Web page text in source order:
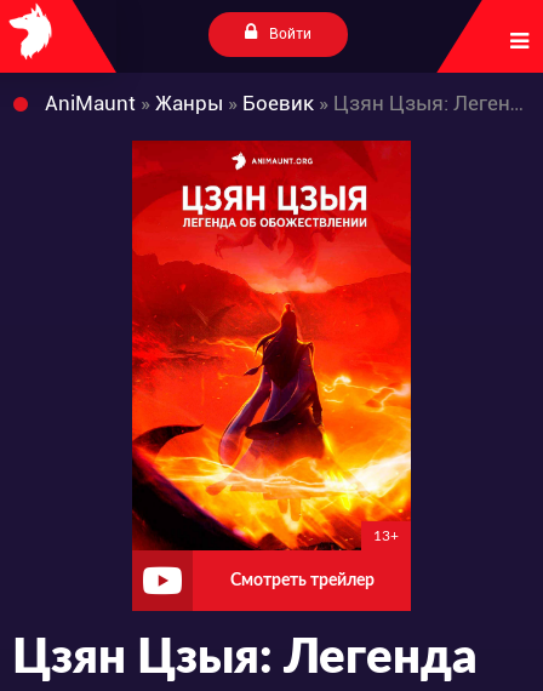
Войти
AniMaunt » Жанры » Боевик » Цзян Цзыя: Легенда об обожествлении
13+
Смотреть трейлер
Цзян Цзыя: Легенда